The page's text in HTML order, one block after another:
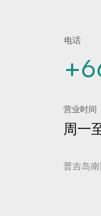
电话
营业时间
周一
普吉岛